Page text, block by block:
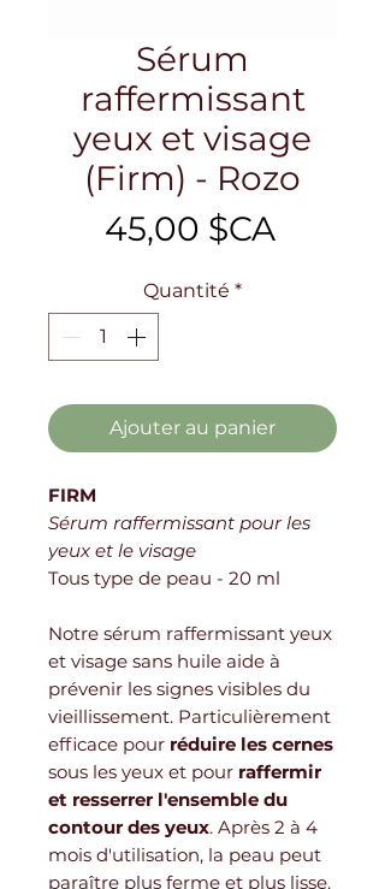
Sérum
raffermissant
yeux et visage
(Firm) - Rozo
45,00 $CAPrix
Quantité *
Ajouter au panier
FIRM
Sérum raffermissant pour les
yeux et le visage
Tous type de peau - 20 ml
Notre sérum raffermissant yeux
et visage sans huile aide à
prévenir les signes visibles du
vieillissement. Particulièrement
efficace pour réduire les cernes
sous les yeux et pour raffermir
et resserrer l'ensemble du
contour des yeux. Après 2 à 4
mois d'utilisation, la peau peut
paraître plus ferme et plus lisse.